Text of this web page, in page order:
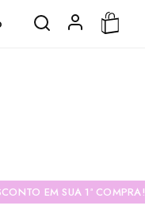
Personalizada
EM SUA 1ª COMPRA!